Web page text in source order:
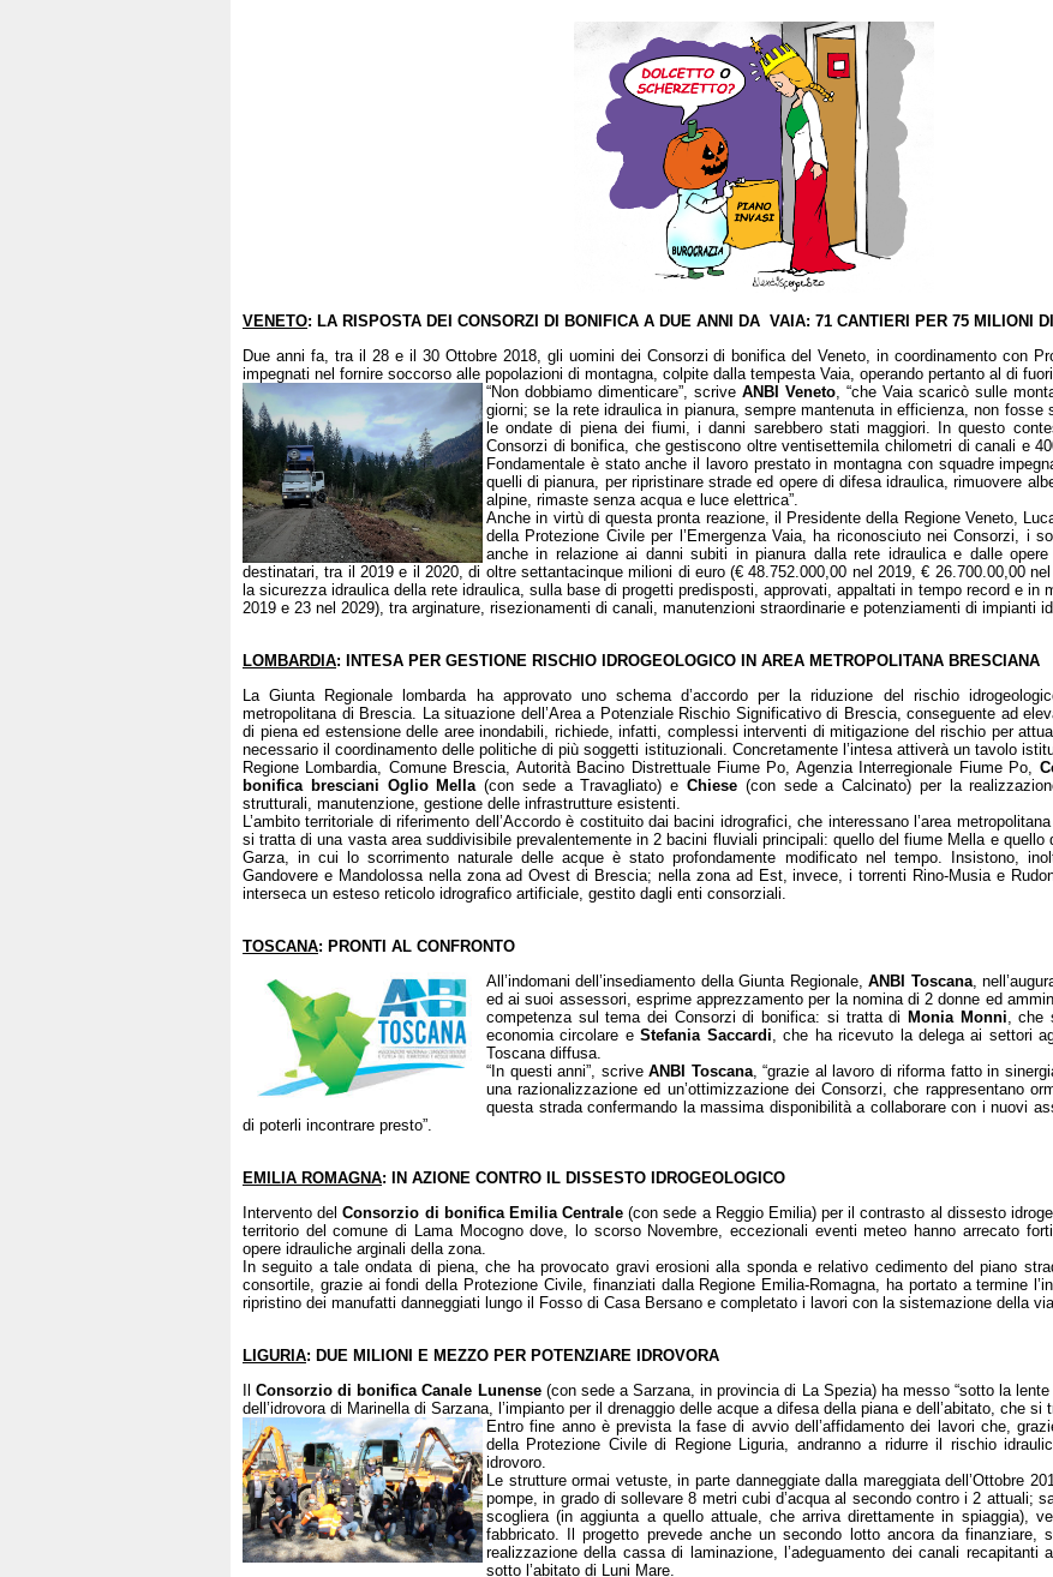
VENETO: LA RISPOSTA DEI CONSORZI DI BONIFICA A DUE ANNI DA VAIA: 71 CANTIERI PER 75 MILIONI
Due anni fa, tra il 28 e il 30 Ottobre 2018, gli uomini dei Consorzi di bonifica del Veneto, in coordinamento con
impegnati nel fornire soccorso alle popolazioni di montagna, colpite dalla tempesta Vaia, operando pertanto al di
“Non dobbiamo dimenticare”, scrive ANBI Veneto, “che Vaia scaricò sulle
giorni; se la rete idraulica in pianura, sempre mantenuta in efficienza, non
le ondate di piena dei fiumi, i danni sarebbero stati maggiori. In questo
Consorzi di bonifica, che gestiscono oltre ventisettemila chilometri di canali e
Fondamentale è stato anche il lavoro prestato in montagna con squadre
quelli di pianura, per ripristinare strade ed opere di difesa idraulica, rimuovere
alpine, rimaste senza acqua e luce elettrica”.
Anche in virtù di questa pronta reazione, il Presidente della Regione Veneto,
della Protezione Civile per l’Emergenza Vaia, ha riconosciuto nei Consorzi, i
anche in relazione ai danni subiti in pianura dalla rete idraulica e dalle
destinatari, tra il 2019 e il 2020, di oltre settantacinque milioni di euro (€ 48.752.000,00 nel 2019, € 26.700.00,00
la sicurezza idraulica della rete idraulica, sulla base di progetti predisposti, approvati, appaltati in tempo record e in
2019 e 23 nel 2029), tra arginature, risezionamenti di canali, manutenzioni straordinarie e potenziamenti di impianti
LOMBARDIA: INTESA PER GESTIONE RISCHIO IDROGEOLOGICO IN AREA METROPOLITANA BRESCIANA
La Giunta Regionale lombarda ha approvato uno schema d’accordo per la riduzione del rischio
metropolitana di Brescia. La situazione dell’Area a Potenziale Rischio Significativo di Brescia, conseguente ad
di piena ed estensione delle aree inondabili, richiede, infatti, complessi interventi di mitigazione del rischio per
necessario il coordinamento delle politiche di più soggetti istituzionali. Concretamente l’intesa attiverà un tavolo
Regione Lombardia, Comune Brescia, Autorità Bacino Distrettuale Fiume Po, Agenzia Interregionale Fiume Po,
bonifica bresciani Oglio Mella(con sede a Travagliato) eChiese (con sede a Calcinato) per la
strutturali, manutenzione, gestione delle infrastrutture esistenti.
L’ambito territoriale di riferimento dell’Accordo è costituito dai bacini idrografici, che interessano l’area
si tratta di una vasta area suddivisibile prevalentemente in 2 bacini fluviali principali: quello del fiume Mella e quello
Garza, in cui lo scorrimento naturale delle acque è stato profondamente modificato nel tempo. Insistono,
Gandovere e Mandolossa nella zona ad Ovest di Brescia; nella zona ad Est, invece, i torrenti Rino-Musia e
interseca un esteso reticolo idrografico artificiale, gestito dagli enti consorziali.
TOSCANA: PRONTI AL CONFRONTO
All’indomani dell’insediamento della Giunta Regionale,ANBI Toscana,
ed ai suoi assessori, esprime apprezzamento per la nomina di 2 donne ed
competenza sul tema dei Consorzi di bonifica: si tratta di Monia Monni, che
economia circolare eStefania Saccardi, che ha ricevuto la delega ai settori
Toscana diffusa.
“In questi anni”, scrive ANBI Toscana, “grazie al lavoro di riforma fatto in
una razionalizzazione ed un’ottimizzazione dei Consorzi, che rappresentano
questa strada confermando la massima disponibilità a collaborare con i nuovi
di poterli incontrare presto”.
EMILIA ROMAGNA: IN AZIONE CONTRO IL DISSESTO IDROGEOLOGICO
Intervento delConsorzio di bonifica Emilia Centrale (con sede a Reggio Emilia) per il contrasto al dissesto
territorio del comune di Lama Mocogno dove, lo scorso Novembre, eccezionali eventi meteo hanno arrecato
opere idrauliche arginali della zona.
In seguito a tale ondata di piena, che ha provocato gravi erosioni alla sponda e relativo cedimento del piano
consortile, grazie ai fondi della Protezione Civile, finanziati dalla Regione Emilia-Romagna, ha portato a termine
ripristino dei manufatti danneggiati lungo il Fosso di Casa Bersano e completato i lavori con la sistemazione della
LIGURIA: DUE MILIONI E MEZZO PER POTENZIARE IDROVORA
IlConsorzio di bonifica Canale Lunense(con sede a Sarzana, in provincia di La Spezia) ha messo “sotto la
dell’idrovora di Marinella di Sarzana, l’impianto per il drenaggio delle acque a difesa della piana e dell’abitato, che
Entro fine anno è prevista la fase di avvio dell’affidamento dei lavori che,
della Protezione Civile di Regione Liguria, andranno a ridurre il rischio
idrovoro.
Le strutture ormai vetuste, in parte danneggiate dalla mareggiata dell’Ottobre
pompe, in grado di sollevare 8 metri cubi d’acqua al secondo contro i 2 attuali;
scogliera (in aggiunta a quello attuale, che arriva direttamente in spiaggia),
fabbricato. Il progetto prevede anche un secondo lotto ancora da finanziare,
realizzazione della cassa di laminazione, l’adeguamento dei canali
sotto l’abitato di Luni Mare.